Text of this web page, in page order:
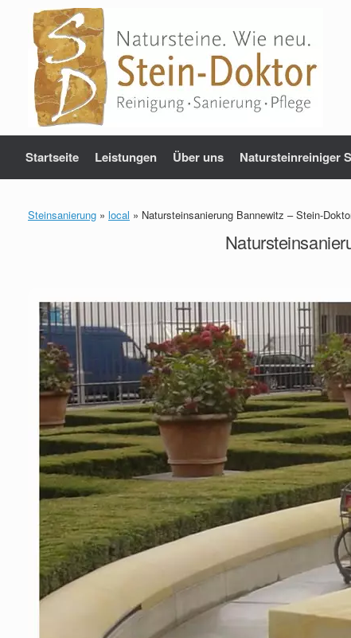
springen
Startseite Leistungen Über uns Natursteinreiniger
Steinsanierung » local » Natursteinsanierung Bannewitz – Stein-